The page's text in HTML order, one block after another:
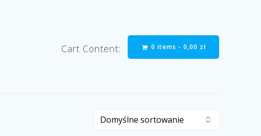
Cart Content: 0 items - 0,00 zł